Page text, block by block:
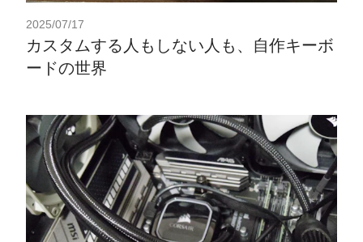
2025/07/17
カスタムする人もしない人も、自作キーボ
ードの世界